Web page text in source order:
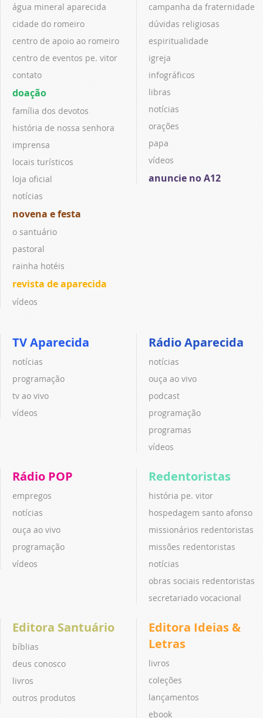
água mineral aparecida
cidade do romeiro
centro de apoio ao romeiro
centro de eventos pe. vitor
contato
doação
família dos devotos
história de nossa senhora
imprensa
locais turísticos
loja oficial
notícias
novena e festa
o santuário
pastoral
rainha hotéis
revista de aparecida
vídeos
campanha da fraternidade
dúvidas religiosas
espiritualidade
igreja
infográficos
libras
notícias
orações
papa
vídeos
anuncie no A12
TV Aparecida
notícias
programação
tv ao vivo
vídeos
Rádio Aparecida
notícias
ouça ao vivo
podcast
programação
programas
vídeos
Rádio POP
empregos
notícias
ouça ao vivo
programação
vídeos
Redentoristas
história pe. vitor
hospedagem santo afonso
missionários redentoristas
missões redentoristas
notícias
obras sociais redentoristas
secretariado vocacional
Editora Santuário
bíblias
deus conosco
livros
outros produtos
Editora Ideias &
Letras
livros
coleções
lançamentos
ebook